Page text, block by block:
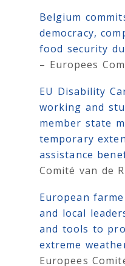
Belgium
democracy,
food security
– Europees
EU Disability
working and
member state
temporary
assistance
Comité van de
European
and local
and tools to
extreme
Europees